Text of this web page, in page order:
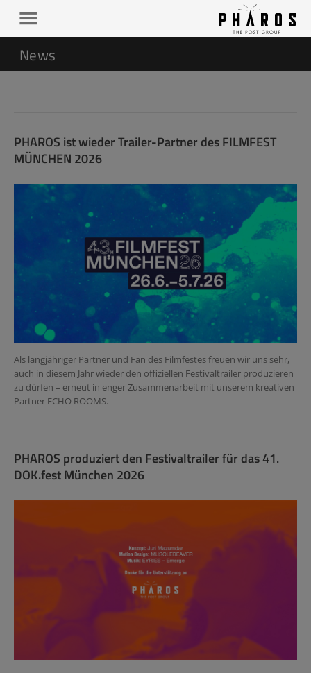
News
PHAROS ist wieder Trailer-Partner des FILMFEST
MÜNCHEN 2026
Als langjähriger Partner und Fan des Filmfestes freuen wir uns sehr,
auch in diesem Jahr wieder den offiziellen Festivaltrailer produzieren
zu dürfen – erneut in enger Zusammenarbeit mit unserem kreativen
Partner ECHO ROOMS.
PHAROS produziert den Festivaltrailer für das 41.
DOK.fest München 2026